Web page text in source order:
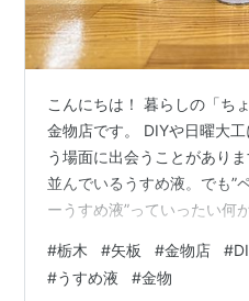
こんにちは！ 暮らしの「ち
金物店です。 DIYや日曜大
う場面に出会うことがあり
並んでいるうすめ液。でも”
ーうすめ液”っていったい何
ンから販売されている定番
初心者にも分かりやすくそ
#栃木 #矢板 #金物店 #
#うすめ液 #金物